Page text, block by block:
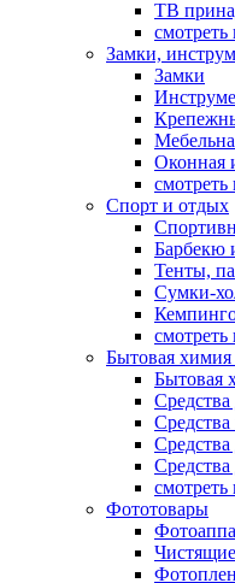
ТВ
смотреть
Замки,
Замки
Оконная
смотреть
Спорт и отдых
Барбекю
Тенты,
Сумки-
смотреть
Бытовая химия
Бытовая
Средства
Средства
смотреть
Фототовары